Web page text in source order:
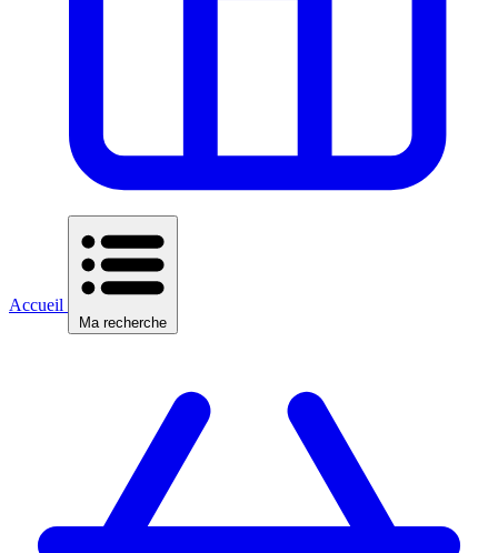
Accueil
Ma recherche